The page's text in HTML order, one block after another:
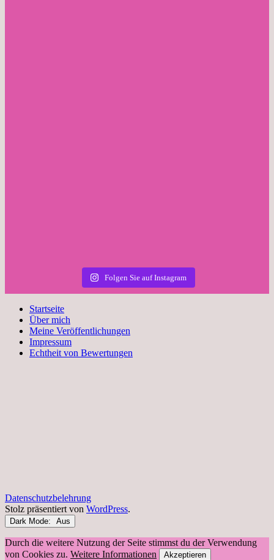
Folgen Sie auf Instagram
Startseite
Über mich
Meine Veröffentlichungen
Impressum
Echtheit von Bewertungen
Datenschutzbelehrung
Stolz präsentiert von WordPress.
Dark Mode:
Durch die weitere Nutzung der Seite stimmst du der Verwendung
von Cookies zu. Weitere Informationen Akzeptieren